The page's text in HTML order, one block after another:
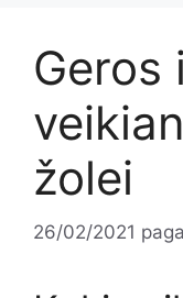
Geros
žolei
26/02/2021